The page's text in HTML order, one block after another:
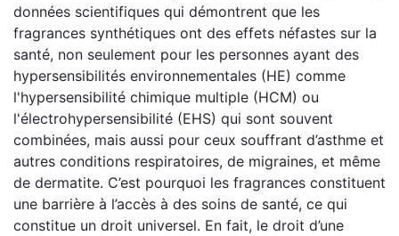
données scientifiques qui démontrent que les
fragrances synthétiques ont des effets néfastes sur la
santé, non seulement pour les personnes ayant des
hypersensibilités environnementales (HE) comme
l'hypersensibilité chimique multiple (HCM) ou
l'électrohypersensibilité (EHS) qui sont souvent
combinées, mais aussi pour ceux souffrant d’asthme et
autres conditions respiratoires, de migraines, et même
de dermatite. C’est pourquoi les fragrances constituent
une barrière à l’accès à des soins de santé, ce qui
constitue un droit universel. En fait, le droit d’une